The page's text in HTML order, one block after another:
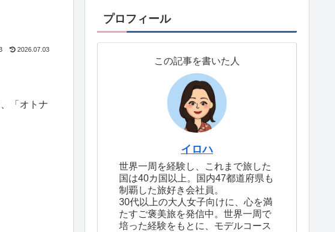
2026.07.03
「オトナ
プロフィール
この記事を書いた人
イロハ
世界一周を経験し、これまで旅した
国は40カ国以上。国内47都道府県も
制覇した旅好き会社員。
30代以上の大人女子向けに、心を満
たすご褒美旅を発信中。世界一周で
培った経験をもとに、モデルコース